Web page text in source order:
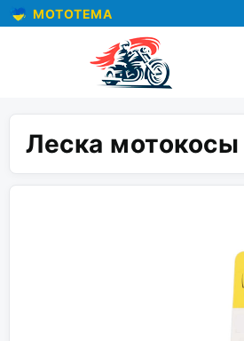
MOTOTEMA
Леска мотокосы